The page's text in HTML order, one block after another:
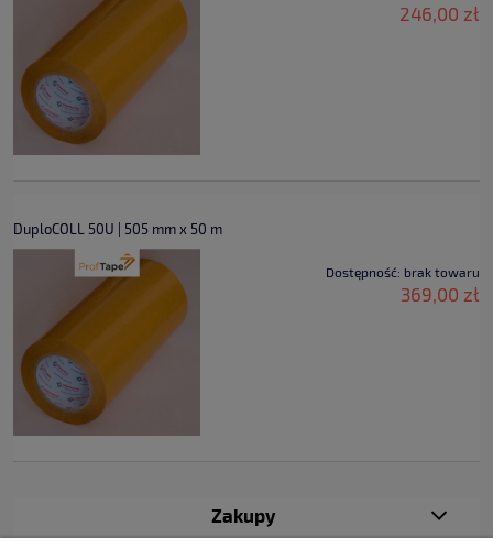
246,00 zł
DuploCOLL 50U | 505 mm x 50 m
Dostępność: brak towaru
369,00 zł
Zakupy